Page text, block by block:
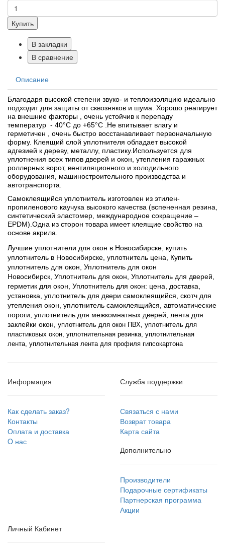
Купить
В закладки
В сравнение
Описание
Благодаря высокой степени звуко- и теплоизоляцию идеально
подходит для защиты от сквозняков и шума. Хорошо реагирует
на внешние факторы , очень устойчив к перепаду
температур - 40°С до +65°С .Не впитывает влагу и
герметичен , очень быстро восстанавливает первоначальную
форму. Клеящий слой уплотнителя обладает высокой
адгезией к дереву, металлу, пластику.Используется для
уплотнения всех типов дверей и окон, утепления гаражных
роллерных ворот, вентиляционного и холодильного
оборудования, машиностроительного производства и
автотранспорта.
Самоклеящийся уплотнитель изготовлен из этилен-
пропиленового каучука высокого качества (вспененная резина,
синтетический эластомер, международное сокращение –
EPDM). Одна из сторон товара имеет клеящие свойство на
основе акрила.
Лучшие уплотнители для окон в Новосибирске, купить
уплотнитель в Новосибирске, уплотнитель цена, Купить
уплотнитель для окон, Уплотнитель для окон
Новосибирск, Уплотнитель для окон, Уплотнитель для дверей,
герметик для окон, Уплотнитель для окон: цена, доставка,
установка, уплотнитель для двери самоклеящийся, скотч для
утепления окон, уплотнитель самоклеящийся, автоматические
пороги, уплотнитель для межкомнатных дверей, лента для
заклейки окон, уплотнитель для окон ПВХ, уплотнитель для
пластиковых окон, уплотнительная резинка, уплотнительная
лента, уплотнительная лента для профиля гипсокартона
Информация
Как сделать заказ?
Контакты
Оплата и доставка
O нас
Служба поддержки
Связаться с нами
Возврат товара
Карта сайта
Дополнительно
Производители
Подарочные сертификаты
Партнерская программа
Акции
Личный Кабинет